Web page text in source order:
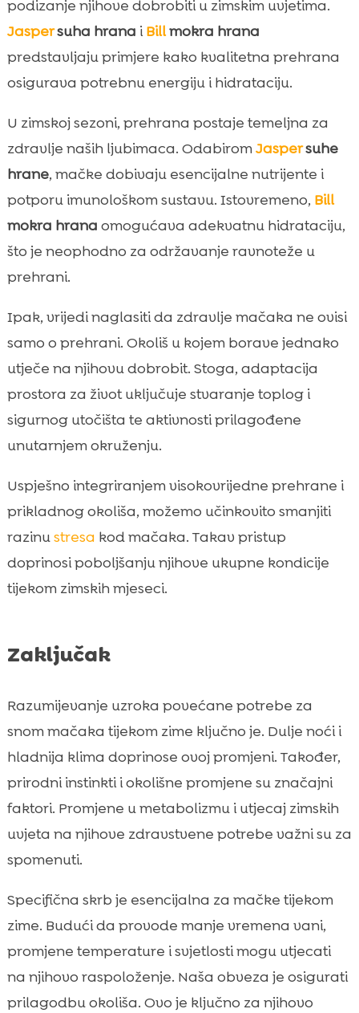
podizanje njihove dobrobiti u zimskim uvjetima.
Jaspersuha hrana iBillmokra hrana
predstavljaju primjere kako kvalitetna prehrana
osigurava potrebnu energiju i hidrataciju.
U zimskoj sezoni, prehrana postaje temeljna za
zdravlje naših ljubimaca. OdabiromJaspersuhe
hrane, mačke dobivaju esencijalne nutrijente i
potporu imunološkom sustavu. Istovremeno, Bill
mokra hrana omogućava adekvatnu hidrataciju,
što je neophodno za održavanje ravnoteže u
prehrani.
Ipak, vrijedi naglasiti da zdravlje mačaka ne ovisi
samo o prehrani. Okoliš u kojem borave jednako
utječe na njihovu dobrobit. Stoga, adaptacija
prostora za život uključuje stvaranje toplog i
sigurnog utočišta te aktivnosti prilagođene
unutarnjem okruženju.
Uspješno integriranjem visokovrijedne prehrane i
prikladnog okoliša, možemo učinkovito smanjiti
razinustresa kod mačaka. Takav pristup
doprinosi poboljšanju njihove ukupne kondicije
tijekom zimskih mjeseci.
Zaključak
Razumijevanje uzroka povećane potrebe za
snom mačaka tijekom zime ključno je. Dulje noći i
hladnija klima doprinose ovoj promjeni. Također,
prirodni instinkti i okolišne promjene su značajni
faktori. Promjene u metabolizmu i utjecaj zimskih
uvjeta na njihove zdravstvene potrebe važni su za
spomenuti.
Specifična skrb je esencijalna za mačke tijekom
zime. Budući da provode manje vremena vani,
promjene temperature i svjetlosti mogu utjecati
na njihovo raspoloženje. Naša obveza je osigurati
prilagodbu okoliša. Ovo je ključno za njihovo